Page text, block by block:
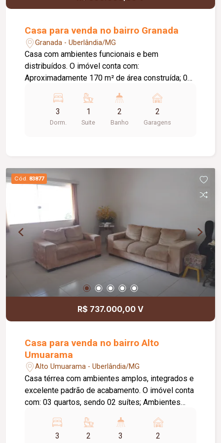
Casa para venda no bairro Granada
Granada - Uberlândia/MG
Casa com ambientes funcionais e bem
distribuídos. O imóvel conta com:
Aproximadamente 170 m² de área construída; 03
m² de terreno; Área de lazer: Varanda com
churrasqueira; Diferenciais do imóvel: Sistema de
alarme; Cerca elétrica; Câmeras de
3
Dorm.
1
Suite
2
Banho
2
Garagens
Cód. 83877
R$ 737.000,00 V
Casa para venda no bairro Alto
Umuarama
Alto Umuarama - Uberlândia/MG
Casa térrea com ambientes amplos, integrados e
excelente padrão de acabamento. O imóvel conta
com: 03 quartos, sendo 02 suítes; Ambientes
gourmet; Diferenciais do imóvel: Preparação para
água quente em toda a casa; Planejados na
3 2 3 2